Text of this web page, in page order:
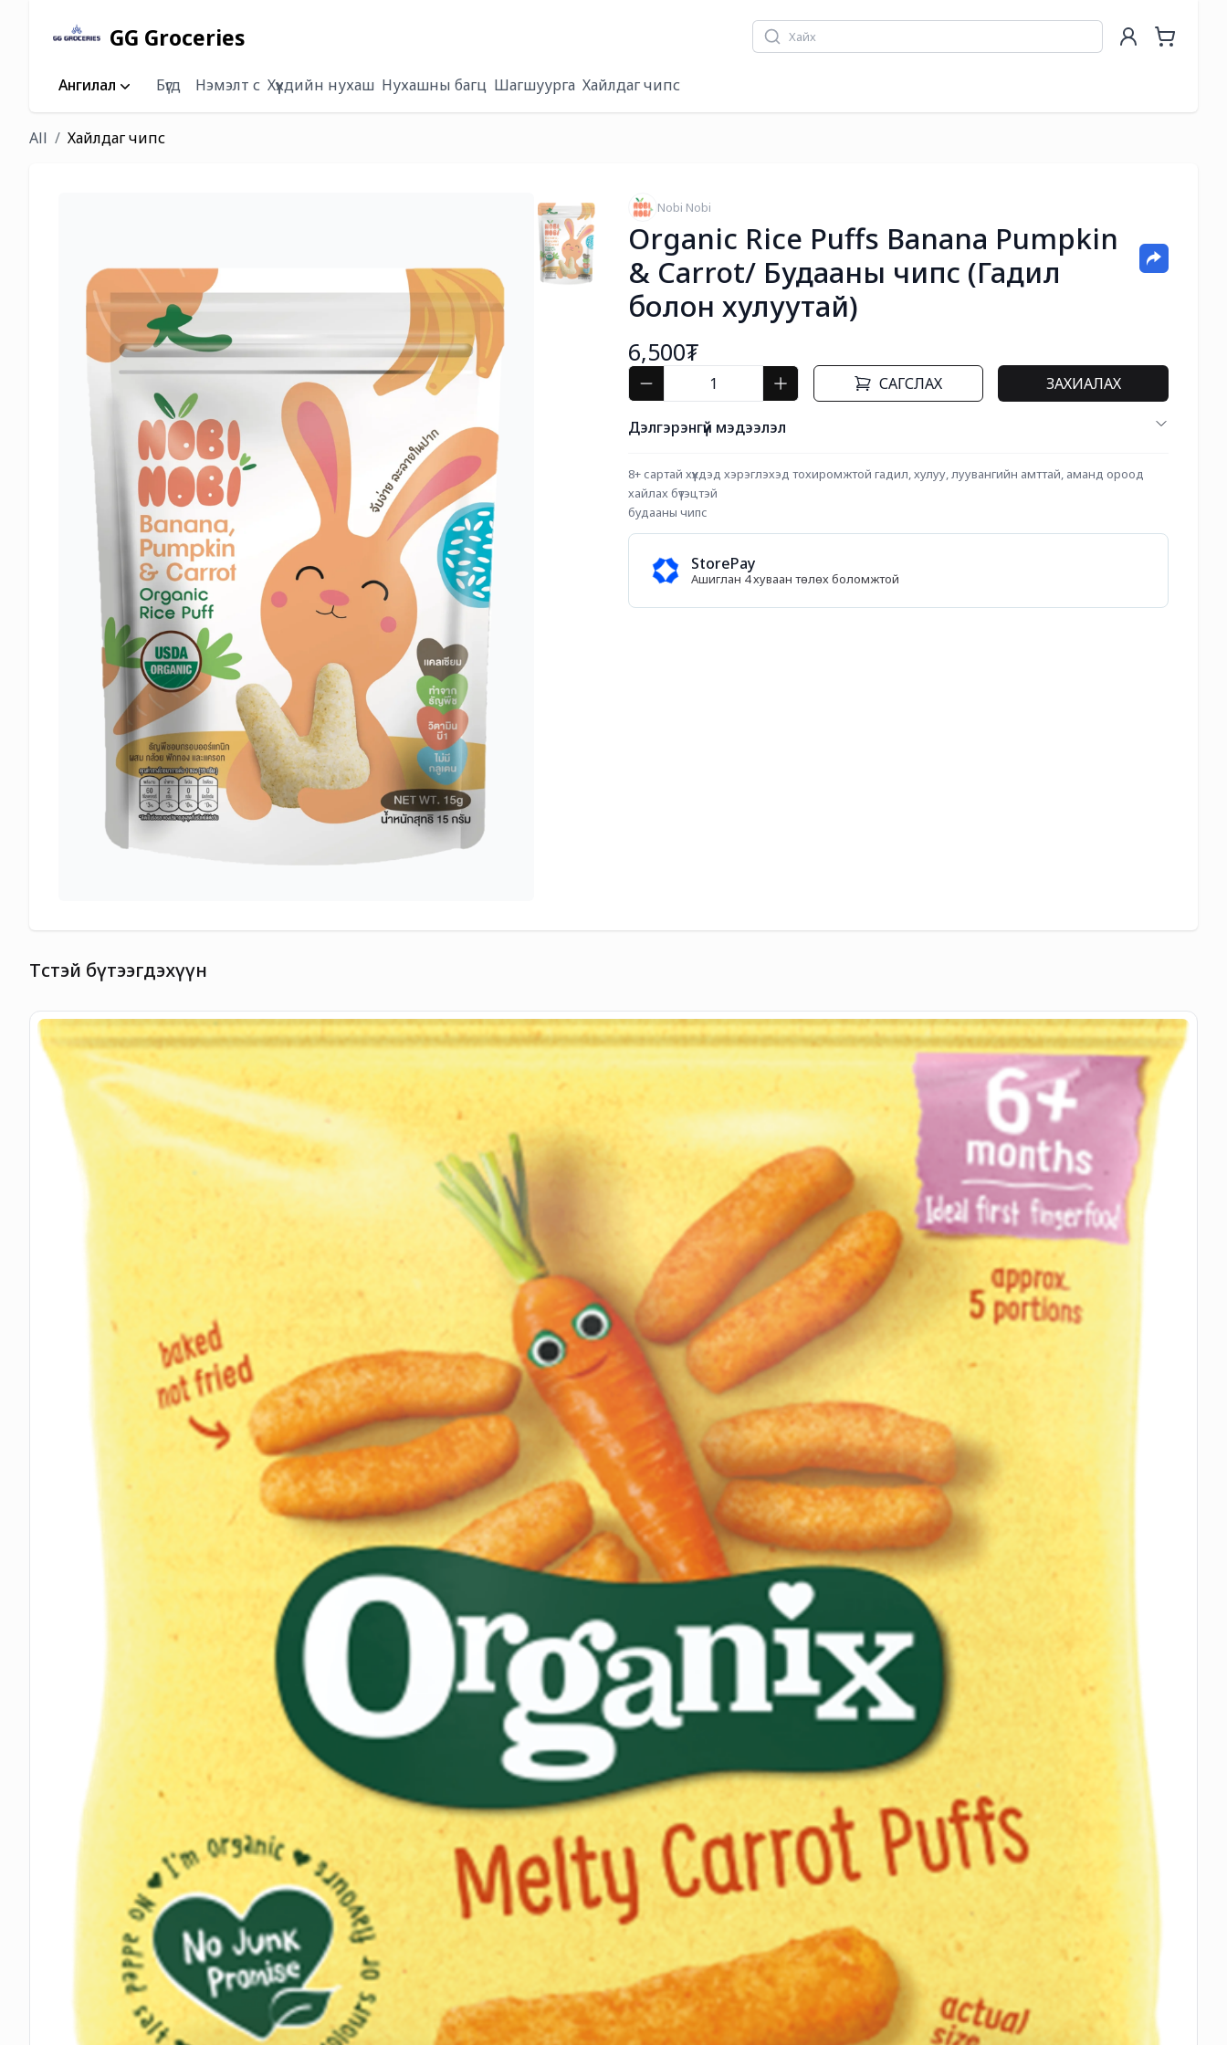
GG Groceries
Ангилал Бүгд Нэмэлт сүү Хүүхдийн нухаш Нухашны багц Шагшуурга Хайлдаг чипс
All Хайлдаг чипс
Nobi Nobi
Organic Rice Puffs Banana Pumpkin
& Carrot/ Будааны чипс (Гадил
болон хулуутай)
6,500₮
САГСЛАХ ЗАХИАЛАХ
Дэлгэрэнгүй мэдээлэл
8+ сартай хүүхдэд хэрэглэхэд тохиромжтой гадил, хулуу, луувангийн амттай, аманд ороод
хайлах бүтэцтэй
будааны чипс
StorePay
Ашиглан 4 хуваан төлөх боломжтой
Төстэй бүтээгдэхүүн